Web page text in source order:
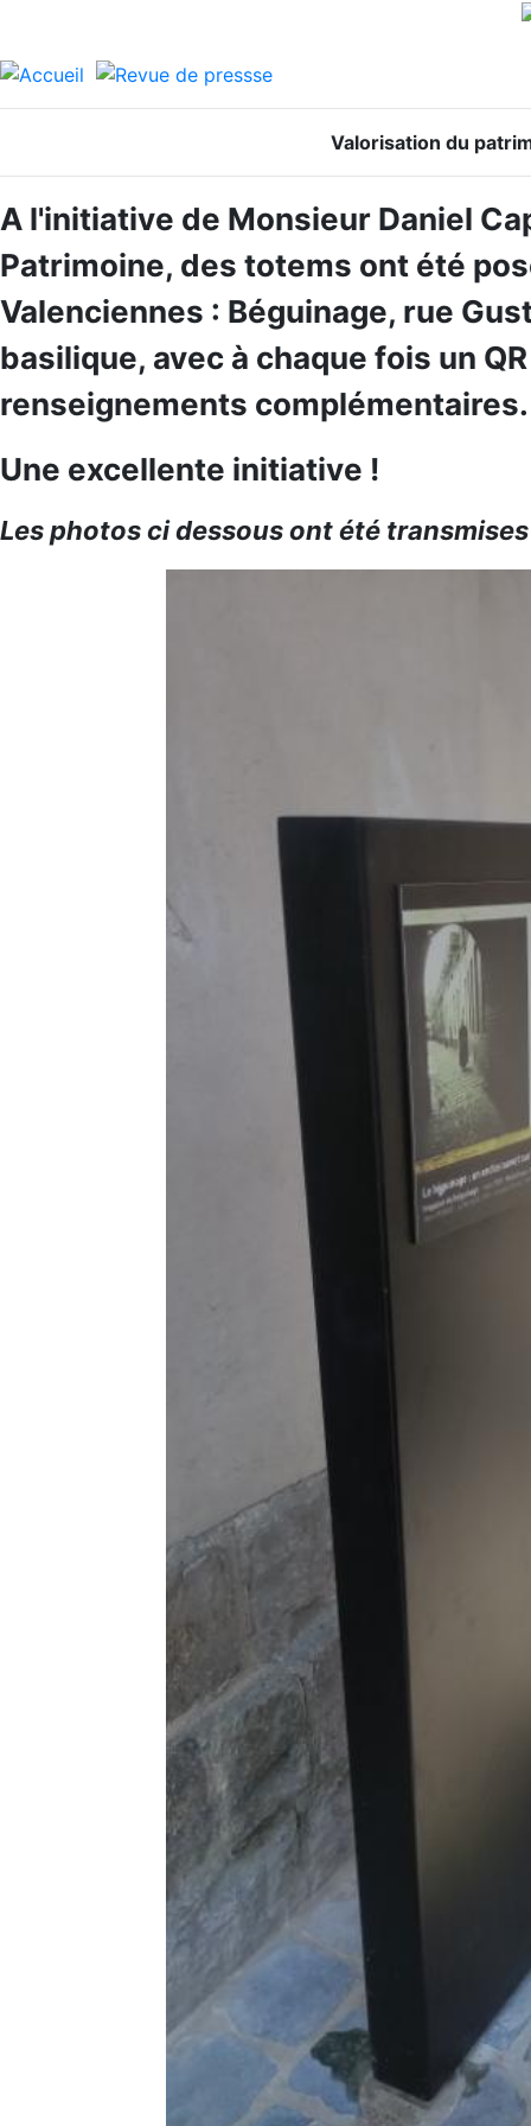
Valorisation du
A l'initiative de Monsieur Daniel
Patrimoine, des totems ont été
Valenciennes : Béguinage, rue
basilique, avec à chaque fois un
renseignements complémentaires.
Une excellente initiative !
Les photos ci dessous ont été